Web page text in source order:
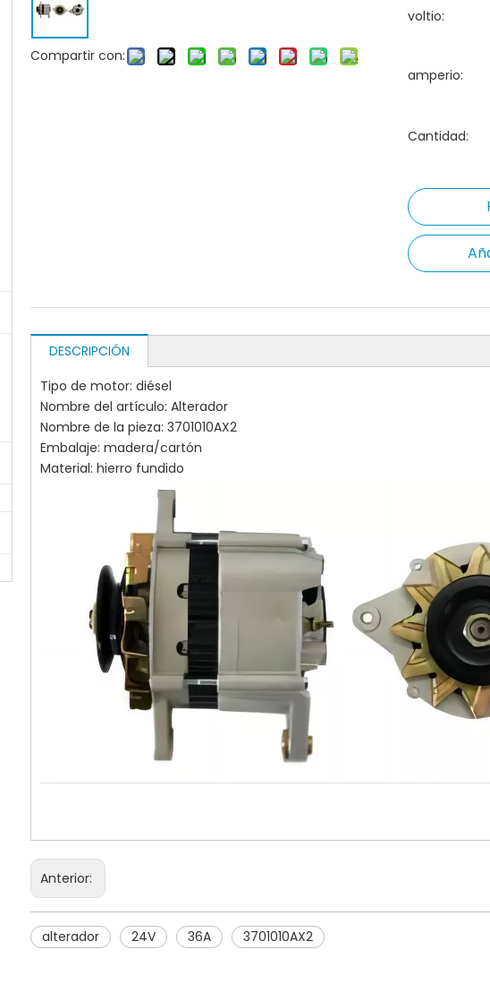
Compartir con:
voltio:
amperio:
Cantidad:
DESCRIPCIÓN
Tipo de motor: diésel
Nombre del artículo: Alterador
Nombre de la pieza: 3701010AX2
Embalaje: madera/cartón
Material: hierro fundido
Anterior:
alterador 24V 36A 3701010AX2